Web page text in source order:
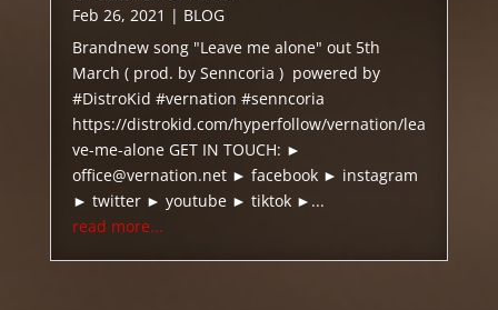
Feb 26, 2021 | BLOG
Brandnew song "Leave me alone" out 5th
March ( prod. by Senncoria ) powered by
#DistroKid #vernation #senncoria
https://distrokid.com/hyperfollow/vernation/lea
ve-me-alone GET IN TOUCH: ►
office@vernation.net ► facebook ► instagram
► twitter ► youtube ► tiktok ►...
read more...